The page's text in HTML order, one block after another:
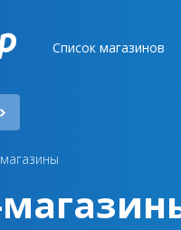
Список магазинов